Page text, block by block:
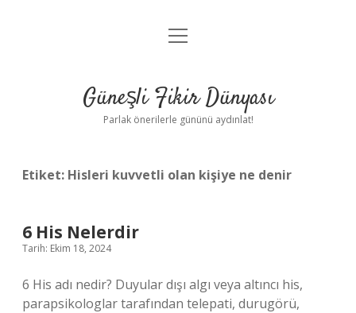
Anasayfa
Yasal Uyarı
menüyü
Güneşli Fikir Dünyası
Parlak önerilerle gününü aydınlat!
Etiket: Hisleri kuvvetli olan kişiye ne denir
6 His Nelerdir
Tarih: Ekim 18, 2024
6 His adı nedir? Duyular dışı algı veya altıncı his,
parapsikologlar tarafından telepati, durugörü,